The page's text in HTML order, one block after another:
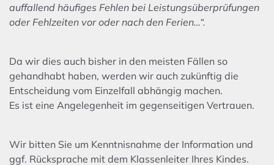
auffallend häufiges Fehlen bei Leistungsüberprüfungen
oder Fehlzeiten vor oder nach den Ferien…“.
Da wir dies auch bisher in den meisten Fällen so
gehandhabt haben, werden wir auch zukünftig die
Entscheidung vom Einzelfall abhängig machen.
Es ist eine Angelegenheit im gegenseitigen Vertrauen.
Wir bitten Sie um Kenntnisnahme der Information und
ggf. Rücksprache mit dem Klassenleiter Ihres Kindes.